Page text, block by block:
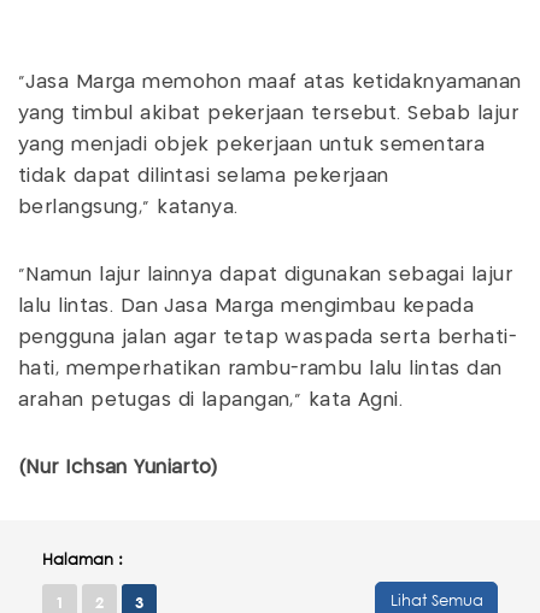
"Jasa Marga memohon maaf atas ketidaknyamanan
yang timbul akibat pekerjaan tersebut. Sebab lajur
yang menjadi objek pekerjaan untuk sementara
tidak dapat dilintasi selama pekerjaan
berlangsung," katanya.
"Namun lajur lainnya dapat digunakan sebagai lajur
lalu lintas. Dan Jasa Marga mengimbau kepada
pengguna jalan agar tetap waspada serta berhati-
hati, memperhatikan rambu-rambu lalu lintas dan
arahan petugas di lapangan," kata Agni.
(Nur Ichsan Yuniarto)
Halaman :
1 2 3 Lihat Semua